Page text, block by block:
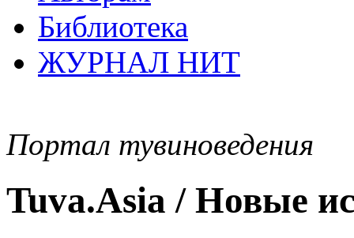
Библиотека
ЖУРНАЛ НИТ
Портал тувиноведения
Tuva.Asia / Новые